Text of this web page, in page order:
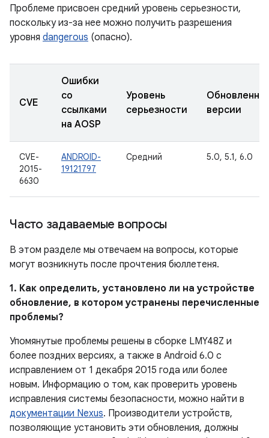
Проблеме присвоен средний уровень серьезности,
поскольку из-за нее можно получить разрешения
уровня dangerous (опасно).
CVE
Ошибки
со
ссылками
на AOSP
Уровень
серьезности
версии
CVE-
2015-
6630
ANDROID-
19121797
Средний 5.0, 5.1, 6.0
Часто задаваемые вопросы
В этом разделе мы отвечаем на вопросы, которые
могут возникнуть после прочтения бюллетеня.
1. Как определить, установлено ли на устройстве
обновление, в котором устранены перечисленные
проблемы?
Упомянутые проблемы решены в сборке LMY48Z и
более поздних версиях, а также в Android 6.0 с
исправлением от 1 декабря 2015 года или более
новым. Информацию о том, как проверить уровень
исправления системы безопасности, можно найти в
документации Nexus. Производители устройств,
позволяющие установить эти обновления, должны